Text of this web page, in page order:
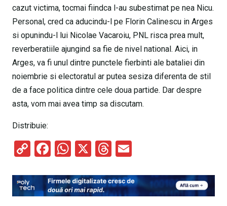
cazut victima, tocmai fiindca l-au subestimat pe nea Nicu.
Personal, cred ca aducindu-l pe Florin Calinescu in Arges
si opunindu-l lui Nicolae Vacaroiu, PNL risca prea mult,
reverberatiile ajungind sa fie de nivel national. Aici, in
Arges, va fi unul dintre punctele fierbinti ale bataliei din
noiembrie si electoratul ar putea sesiza diferenta de stil
de a face politica dintre cele doua partide. Dar despre
asta, vom mai avea timp sa discutam.
Distribuie:
C
py
Li
F
ce
b
W
at
s
X
T
e
a
ail